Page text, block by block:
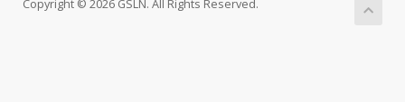
Copyright © 2026 GSLN. All Rights Reserved.